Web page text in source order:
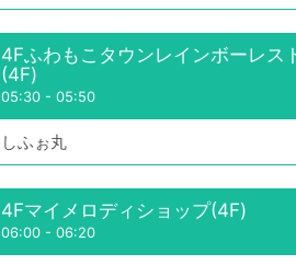
4Fふわもこタウンレインボーレス
(4F)
05:30 - 05:50
しふぉ丸
4Fマイメロディショップ(4F)
06:00 - 06:20